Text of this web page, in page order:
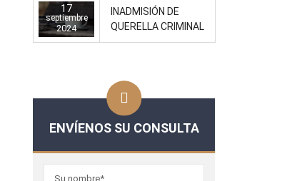
17
septiembre
2024
INADMISIÓN DE
QUERELLA CRIMINAL
ENVÍENOS SU CONSULTA